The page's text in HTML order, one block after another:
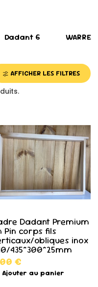
Dadant 6 WARRE
AFFICHER LES FILTRES
Dadant Premium
Pin corps fils
obliques inox
435*300*25mm
€
Ajouter au panier